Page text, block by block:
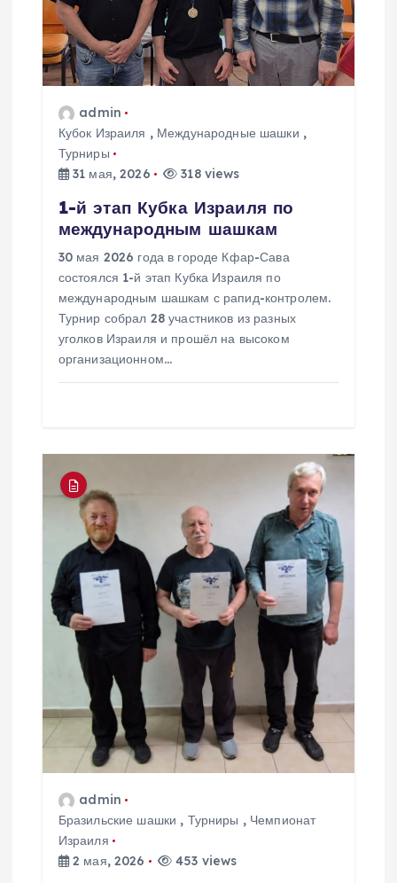
о
з
admin
Кубок Израиля , Международные шашки ,
Турниры
31 мая, 2026
318 views
1-й этап Кубка Израиля по
международным шашкам
30 мая 2026 года в городе Кфар-Сава
состоялся 1-й этап Кубка Израиля по
международным шашкам с рапид-контролем.
Турнир собрал 28 участников из разных
уголков Израиля и прошёл на высоком
организационном…
admin
Бразильские шашки , Турниры , Чемпионат
Израиля
2 мая, 2026
453 views